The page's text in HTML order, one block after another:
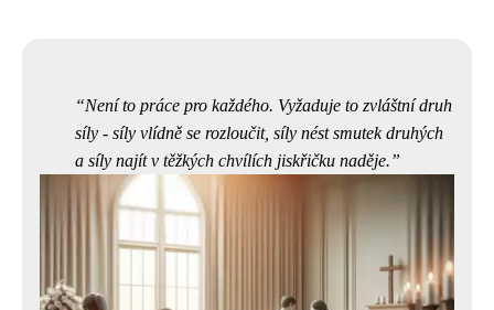
Není to práce pro každého. Vyžaduje to zvláštní druh
síly - síly vlídně se rozloučit, síly nést smutek druhých
a síly najít v těžkých chvílích jiskřičku naděje.